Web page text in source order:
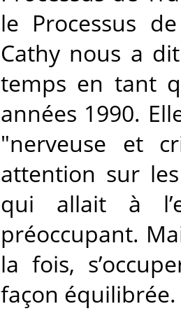
le Processus
Cathy nous a
temps en tant
années 1990.
"nerveuse et
attention sur
qui allait à
préoccupant.
la fois,
façon équilibrée.